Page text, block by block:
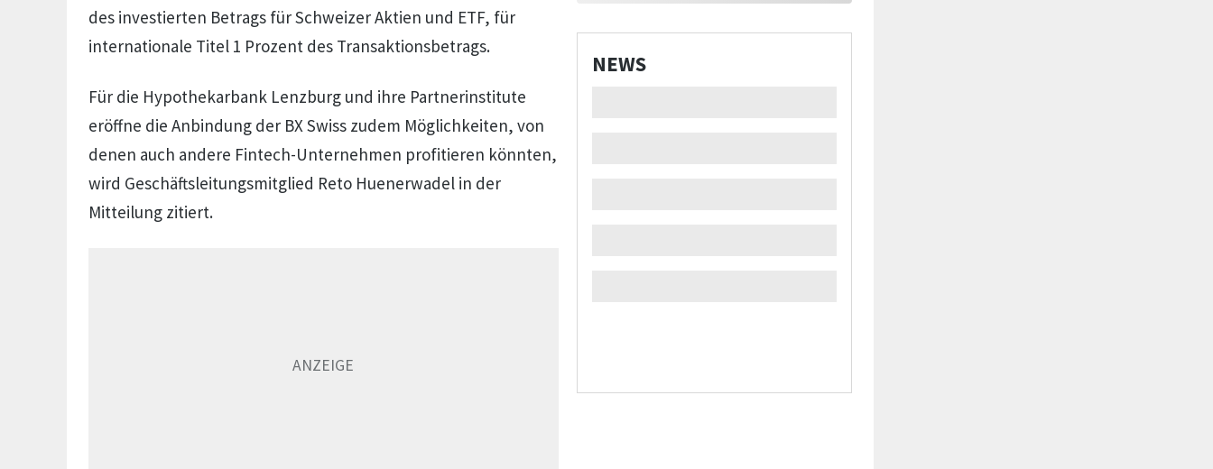
des investierten Betrags für Schweizer Aktien und ETF, für
internationale Titel 1 Prozent des Transaktionsbetrags.
Für die Hypothekarbank Lenzburg und ihre Partnerinstitute
eröffne die Anbindung der BX Swiss zudem Möglichkeiten, von
denen auch andere Fintech-Unternehmen profitieren könnten,
wird Geschäftsleitungsmitglied Reto Huenerwadel in der
Mitteilung zitiert.
NEWS